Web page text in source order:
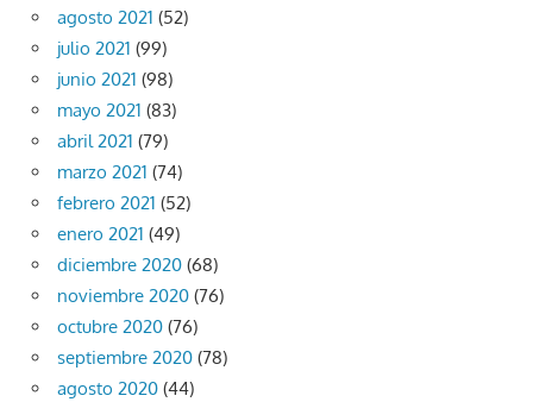
agosto 2021 (52)
julio 2021 (99)
junio 2021 (98)
mayo 2021 (83)
abril 2021 (79)
marzo 2021 (74)
febrero 2021 (52)
enero 2021 (49)
diciembre 2020 (68)
noviembre 2020 (76)
octubre 2020 (76)
septiembre 2020 (78)
agosto 2020 (44)